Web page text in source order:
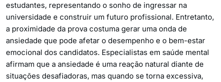
estudantes, representando o sonho de ingressar na
universidade e construir um futuro profissional. Entretanto,
a proximidade da prova costuma gerar uma onda de
ansiedade que pode afetar o desempenho e o bem-estar
emocional dos candidatos. Especialistas em saúde mental
afirmam que a ansiedade é uma reação natural diante de
situações desafiadoras, mas quando se torna excessiva,